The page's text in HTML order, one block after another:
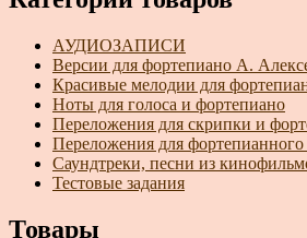
АУДИОЗАПИСИ
Версии для фортепиано А.
Красивые мелодии для
Ноты для голоса и фортепиано
Переложения для скрипки и
Переложения для фортепианного
Саундтреки, песни из
Тестовые задания
Товары